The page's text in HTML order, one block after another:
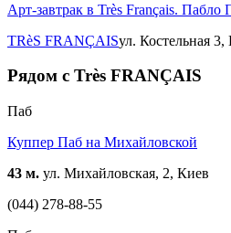
Арт-завтрак в Très Français.
TRèS FRANÇAISул. Костельная 3,
Рядом с Très FRANÇAIS
Паб
Куппер Паб на Михайловской
43 м. ул. Михайловская, 2, Киев
(044) 278-88-55